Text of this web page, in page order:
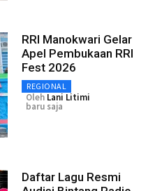
RRI Manokwari Gelar
Apel Pembukaan RRI
Fest 2026
REGIONAL
Oleh Lani Litimi
baru saja
Daftar Lagu Resmi